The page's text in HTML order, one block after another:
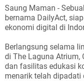
Saung Maman -
bernama DailyAct,
ekonomi digital di
Berlangsung selama
di The Laguna Atrium,
dan fasilitas edukasi
menarik telah dipadati